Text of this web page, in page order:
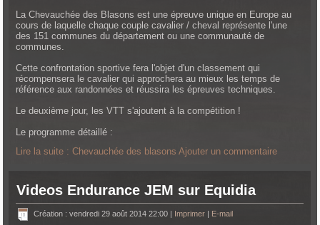
La Chevauchée des Blasons est une épreuve unique en Europe au
cours de laquelle chaque couple cavalier / cheval représente l'une
des 151 communes du département ou une communauté de
communes.
Cette confrontation sportive fera l'objet d'un classement qui
récompensera le cavalier qui approchera au mieux les temps de
référence aux randonnées et réussira les épreuves techniques.
Le deuxième jour, les VTT s'ajoutent à la compétition !
Le programme détaillé :
Lire la suite : Chevauchée des blasons Ajouter un commentaire
Videos Endurance JEM sur Equidia
Création : vendredi 29 août 2014 22:00 | Imprimer | E-mail